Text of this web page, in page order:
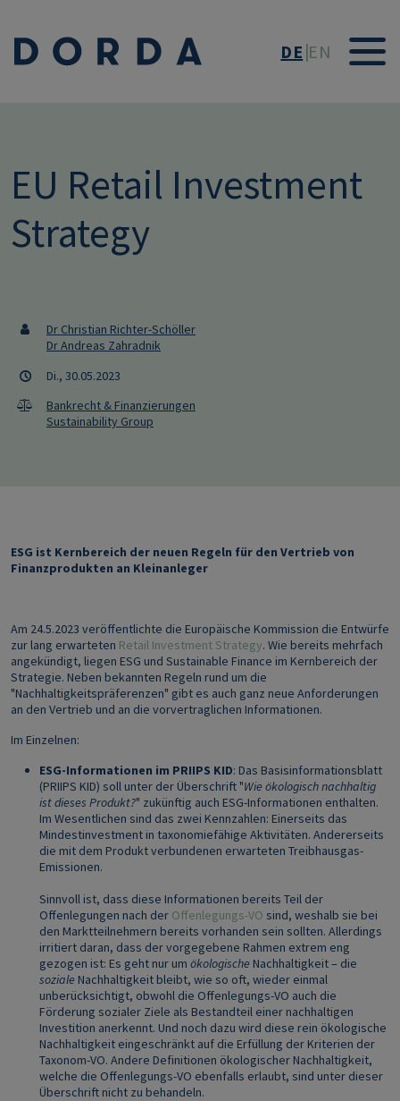
DE EN
EU Retail Investment
Strategy
Dr Christian Richter-Schöller
Dr Andreas Zahradnik
Di., 30.05.2023
Bankrecht & Finanzierungen
Sustainability Group
ESG ist Kernbereich der neuen Regeln für den Vertrieb von
Finanzprodukten an Kleinanleger
Am 24.5.2023 veröffentlichte die Europäische Kommission die Entwürfe
zur lang erwarteten Retail Investment Strategy. Wie bereits mehrfach
angekündigt, liegen ESG und Sustainable Finance im Kernbereich der
Strategie. Neben bekannten Regeln rund um die
"Nachhaltigkeitspräferenzen" gibt es auch ganz neue Anforderungen
an den Vertrieb und an die vorvertraglichen Informationen.
Im Einzelnen:
ESG-Informationen im PRIIPS KID: Das Basisinformationsblatt
(PRIIPS KID) soll unter der Überschrift "Wie ökologisch nachhaltig
ist dieses Produkt?" zukünftig auch ESG-Informationen enthalten.
Im Wesentlichen sind das zwei Kennzahlen: Einerseits das
Mindestinvestment in taxonomiefähige Aktivitäten. Andererseits
die mit dem Produkt verbundenen erwarteten Treibhausgas-
Emissionen.
Sinnvoll ist, dass diese Informationen bereits Teil der
Offenlegungen nach der Offenlegungs-VO sind, weshalb sie bei
den Marktteilnehmern bereits vorhanden sein sollten. Allerdings
irritiert daran, dass der vorgegebene Rahmen extrem eng
gezogen ist: Es geht nur um ökologische Nachhaltigkeit – die
soziale Nachhaltigkeit bleibt, wie so oft, wieder einmal
unberücksichtigt, obwohl die Offenlegungs-VO auch die
Förderung sozialer Ziele als Bestandteil einer nachhaltigen
Investition anerkennt. Und noch dazu wird diese rein ökologische
Nachhaltigkeit eingeschränkt auf die Erfüllung der Kriterien der
Taxonom-VO. Andere Definitionen ökologischer Nachhaltigkeit,
welche die Offenlegungs-VO ebenfalls erlaubt, sind unter dieser
Überschrift nicht zu behandeln.